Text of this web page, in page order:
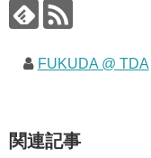
FUKUDA @ TDA
関連記事